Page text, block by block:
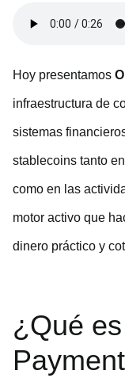
Hoy presentamos
infraestructura de
sistemas
stablecoins tanto
como en las
motor activo que
dinero práctico y
¿Qué